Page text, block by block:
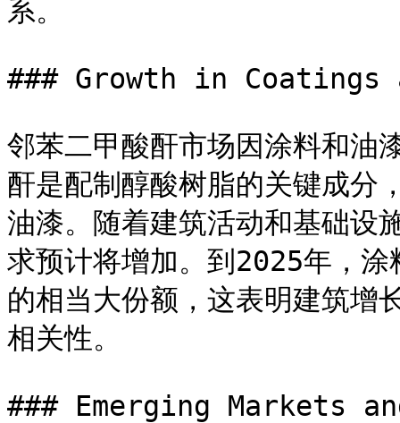
系。
### Growth in
邻苯二甲酸酐市场因涂料和油
酐是配制醇酸树脂的关键成分
油漆。随着建筑活动和基础设
求预计将增加。到2025年，
的相当大份额，这表明建筑增
相关性。
### Emerging Markets